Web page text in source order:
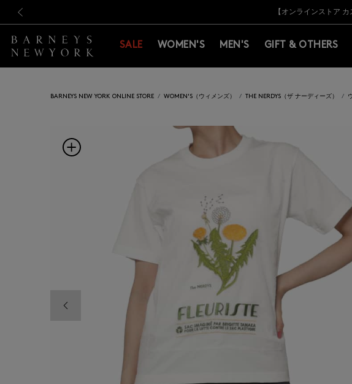
新規登録のお客様も対象！＜MY BARNEYS＞会員
【夏季休
【オンラインストア
【夏季休業に伴
熊本県を中
【開
新規登録のお客様も対象！＜MY BARNEYS＞会員
【夏季休
SALE WOMEN'S MEN'S GIFT & OTHERS
BARNEYS NEW YORK ONLINE STORE WOMEN'S（ウィメンズ） THE NERDYS（ザ ナーディーズ）